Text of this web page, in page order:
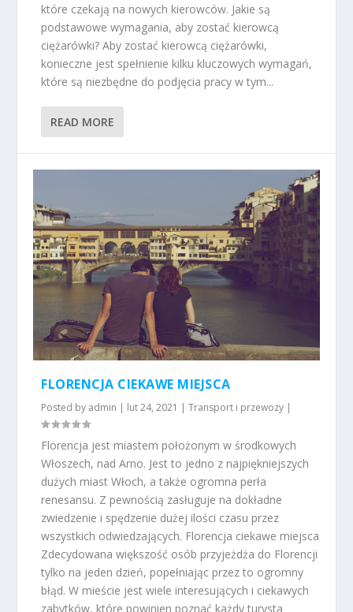
które czekają na nowych kierowców. Jakie są
podstawowe wymagania, aby zostać kierowcą
ciężarówki? Aby zostać kierowcą ciężarówki,
konieczne jest spełnienie kilku kluczowych wymagań,
które są niezbędne do podjęcia pracy w tym...
READ MORE
FLORENCJA CIEKAWE MIEJSCA
Posted by admin | lut 24, 2021 |Transport i przewozy |
Florencja jest miastem położonym w środkowych
Włoszech, nad Arno. Jest to jedno z najpiękniejszych
dużych miast Włoch, a także ogromna perła
renesansu. Z pewnością zasługuje na dokładne
zwiedzenie i spędzenie dużej ilości czasu przez
wszystkich odwiedzających. Florencja ciekawe miejsca
Zdecydowana większość osób przyjeżdża do Florencji
tylko na jeden dzień, popełniając przez to ogromny
błąd. W mieście jest wiele interesujących i ciekawych
zabytków, które powinien poznać każdy turysta